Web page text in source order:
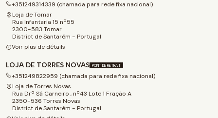
+351249314339 (chamada para rede fixa nacional)
Loja de Tomar
Rua Infantaria 15 nº55
2300-583 Tomar
District de Santarém - Portugal
Voir plus de détails
LOJA DE TORRES NOVAS POINT DE RETRAIT
+351249822959 (chamada para rede fixa nacional)
Loja de Torres Novas
Rua Drº Sá Carneiro , nº43 Lote 1 Fração A
2350-536 Torres Novas
District de Santarém - Portugal